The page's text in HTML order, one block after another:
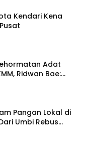
Kendari Kena
Adat
Ridwan Bae:
Belum Pantas!
Pangan Lokal di
Umbi Rebus